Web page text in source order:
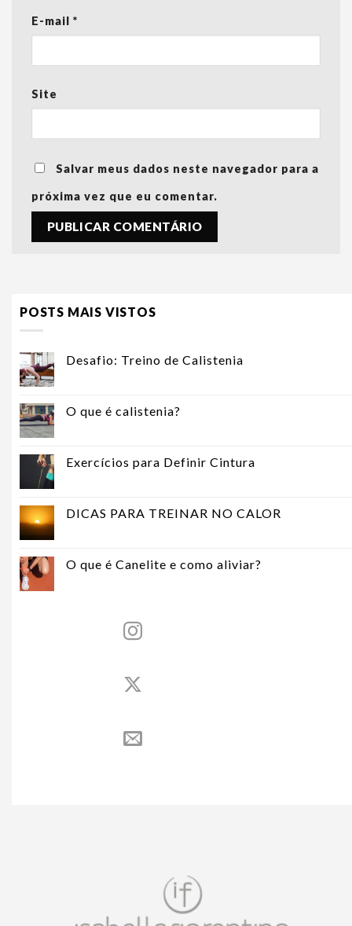
E-mail *
Site
Salvar meus dados neste navegador para a
próxima vez que eu comentar.
POSTS MAIS VISTOS
Desafio: Treino de Calistenia
O que é calistenia?
Exercícios para Definir Cintura
DICAS PARA TREINAR NO CALOR
O que é Canelite e como aliviar?